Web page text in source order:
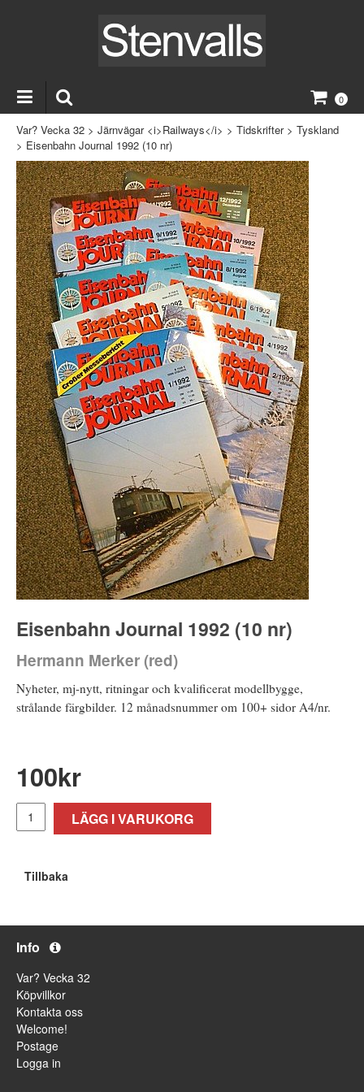
0
Var? Vecka 32 > Järnvägar <i>Railways</i> > Tidskrifter> Tyskland
> Eisenbahn Journal 1992 (10 nr)
Eisenbahn Journal 1992 (10 nr)
Hermann Merker (red)
Nyheter, mj-nytt, ritningar och kvalificerat modellbygge,
strålande färgbilder. 12 månadsnummer om 100+ sidor A4/nr.
100kr
LÄGG I VARUKORG
Tillbaka
Info
Var? Vecka 32
Köpvillkor
Kontakta oss
Welcome!
Postage
Logga in